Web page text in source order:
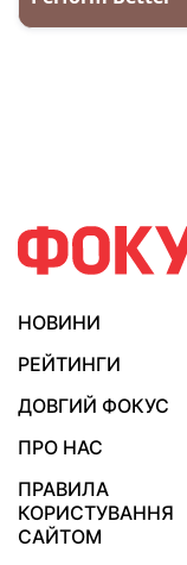
НОВИНИ
РЕЙТИНГИ
ДОВГИЙ ФОКУС
ПРО НАС
ПРАВИЛА
КОРИСТУВАННЯ
САЙТОМ